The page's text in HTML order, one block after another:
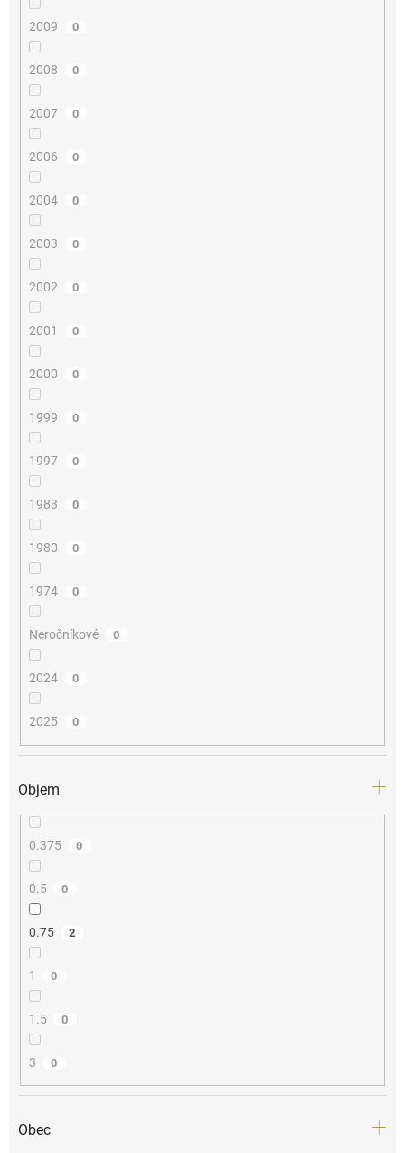
2009 0
2008 0
2007 0
2006 0
2004 0
2003 0
2002 0
2001 0
2000 0
1999 0
1997 0
1983 0
1980 0
1974 0
Neročníkové 0
2024 0
2025 0
Objem
0.375 0
0.5 0
0.75 2
1 0
1.5 0
3 0
Obec